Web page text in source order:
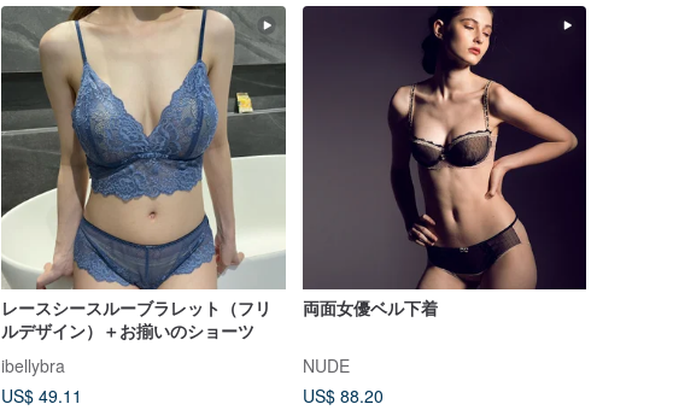
レースシースルーブラレット（フリ
ルデザイン）＋お揃いのショーツ
ibellybra
US$ 49.11
両面女優ベル下着
NUDE
US$ 88.20